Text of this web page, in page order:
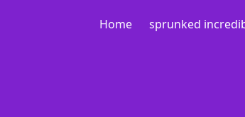
Home sprunked